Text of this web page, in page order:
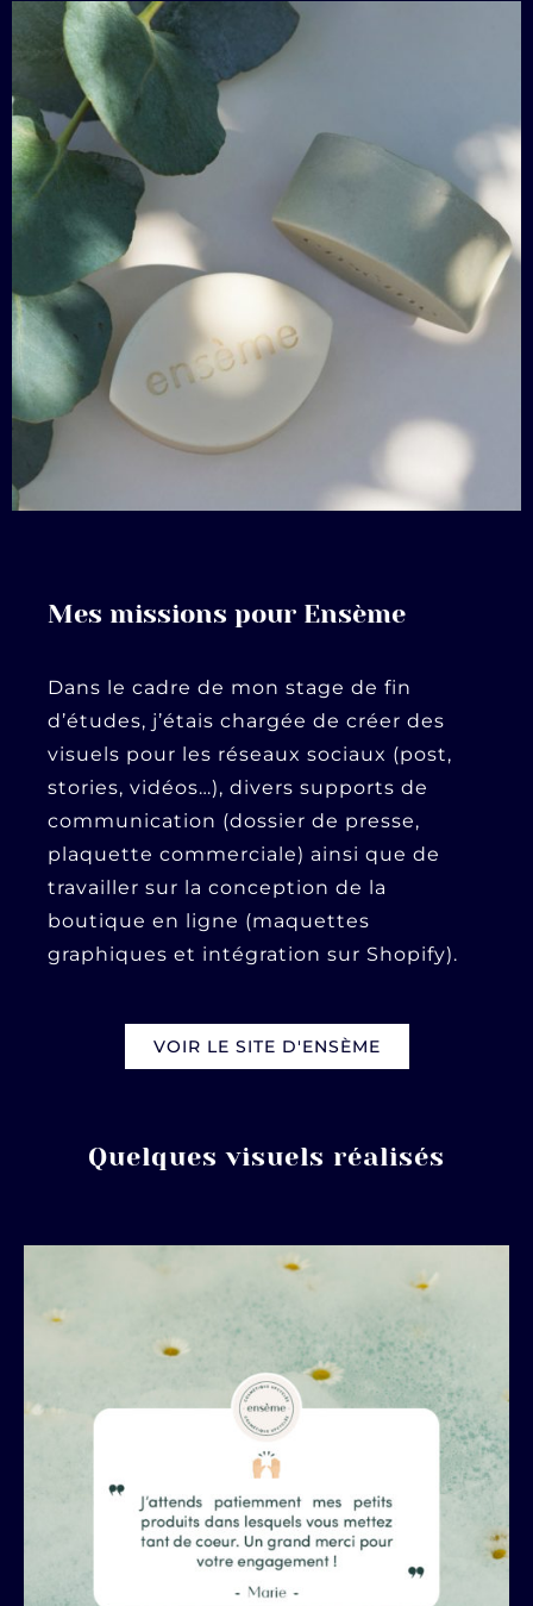
Mes missions pour Ensème
Dans le cadre de mon stage de fin
d’études, j’étais chargée de créer des
visuels pour les réseaux sociaux (post,
stories, vidéos…), divers supports de
communication (dossier de presse,
plaquette commerciale) ainsi que de
travailler sur la conception de la
boutique en ligne (maquettes
graphiques et intégration sur Shopify).
VOIR LE SITE D'ENSÈME
Quelques visuels réalisés